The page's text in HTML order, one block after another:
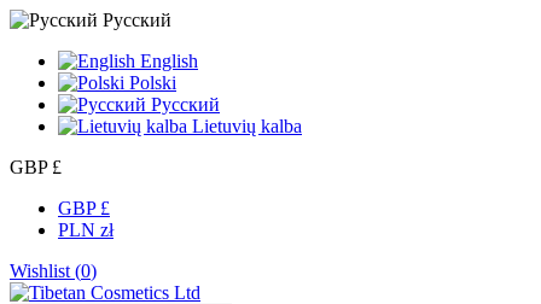
Русский
English
Polski
Русский
Lietuvių kalba
GBP £
GBP £
PLN zł
Wishlist (0)